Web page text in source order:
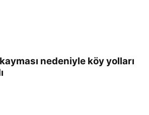
nedeniyle köy yolları